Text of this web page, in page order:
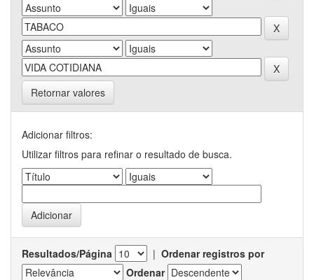
Retornar valores
Adicionar filtros:
Utilizar filtros para refinar o resultado de busca.
Resultados/Página | Ordenar registros por
Ordenar